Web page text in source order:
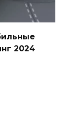
2024